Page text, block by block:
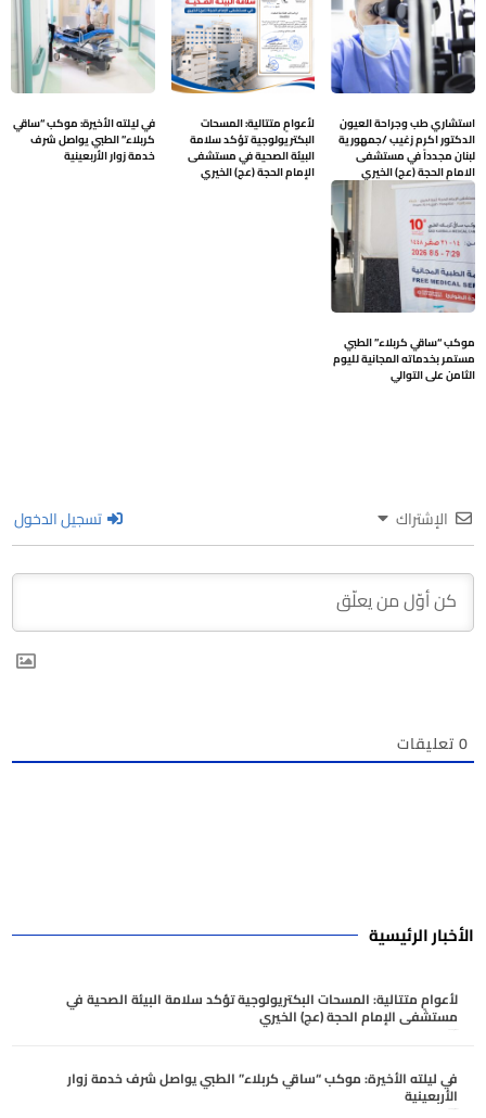
استشاري طب وجراحة العيون
الدكتور اكرم زغيب /جمهورية
لبنان مجدداً في مستشفى
الامام الحجة (عج) الخيري
لأعوامٍ متتالية: المسحات
البكتريولوجية تؤكد سلامة
البيئة الصحية في مستشفى
الإمام الحجة (عج) الخيري
في ليلته الأخيرة: موكب “ساقي
كربلاء” الطبي يواصل شرف
خدمة زوار الأربعينية
موكب “ساقي كربلاء” الطبي
مستمر بخدماته المجانية لليوم
الثامن على التوالي
الإشتراك تسجيل الدخول
0تعليقات
الأخبار الرئيسية
لأعوامٍ متتالية: المسحات البكتريولوجية تؤكد سلامة البيئة الصحية في
مستشفى الإمام الحجة (عج) الخيري
في ليلته الأخيرة: موكب “ساقي كربلاء” الطبي يواصل شرف خدمة زوار
الأربعينية